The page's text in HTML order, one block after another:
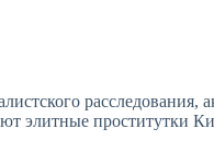
элитные проститутки